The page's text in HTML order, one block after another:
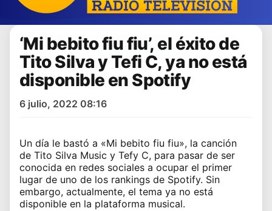
‘Mi bebito fiu fiu’, el éxito de
Tito Silva y Tefi C, ya no está
disponible en Spotify
6 julio, 2022 08:16
Un día le bastó a «Mi bebito fiu fiu», la canción
de Tito Silva Music y Tefy C, para pasar de ser
conocida en redes sociales a ocupar el primer
lugar de uno de los rankings de Spotify. Sin
embargo, actualmente, el tema ya no está
disponible en la plataforma musical.